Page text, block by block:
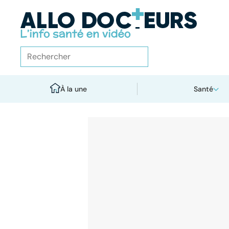
À la une Santé